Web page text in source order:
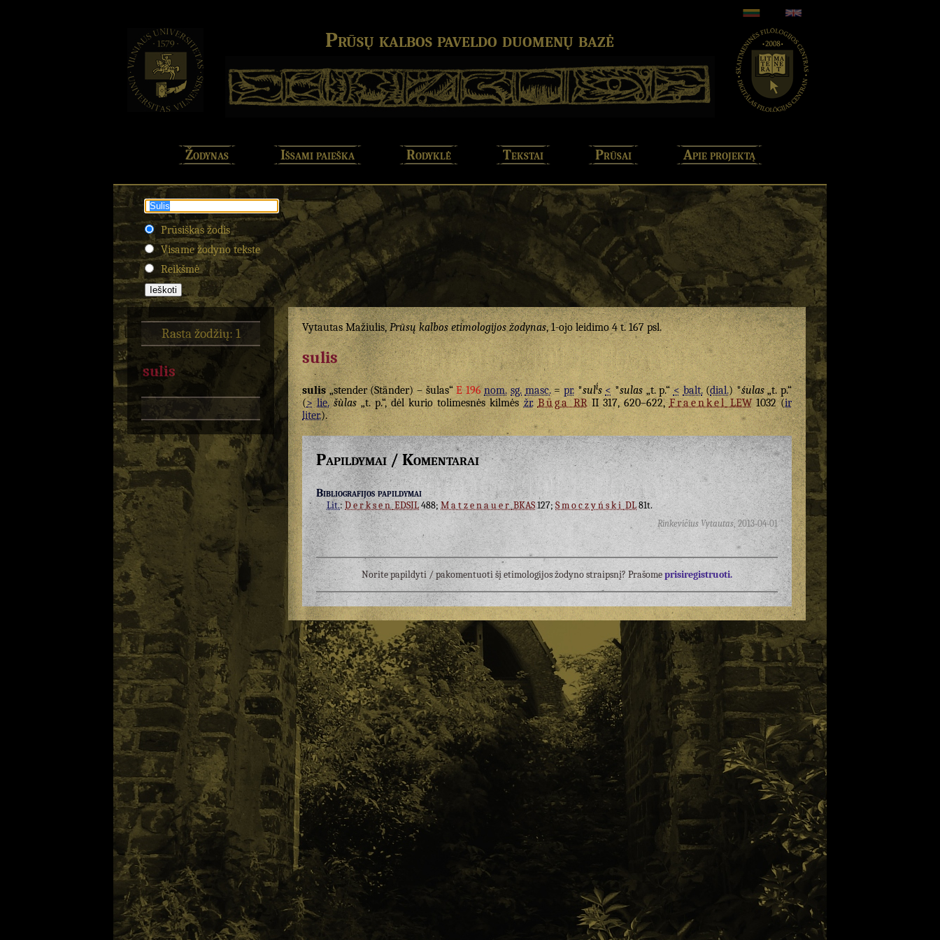
Prūsų kalbos paveldo duomenų bazė
Žodynas Išsami paieška Rodyklė Tekstai Prūsai Apie projektą
Prūsiškas žodis
Visame žodyno tekste
Reikšmė
Rasta žodžių: 1
sulis
Vytautas Mažiulis,Prūsų kalbos etimologijos žodynas, 1-ojo leidimo 4 t. 167 psl.
sulis
sulis„stender (Ständer) – šulas“E 196 nom. sg. masc.=pr. *sulis < *sulas„t. p.“< balt.(dial.) *śulas„t. p.“
(> lie. šùlas„t. p.“, dėl kurio tolimesnės kilmėsžr. BūgaRRII 317, 620–622,FraenkelLEW1032 (ir
liter.).
Papildymai / Komentarai
Bibliografijos papildymai
Lit.:DerksenEDSIL488; MatzenauerBKAS127; Smoczyński DL81t.
Rinkevičius Vytautas,2013-04-01
Norite papildyti / pakomentuoti šį etimologijos žodyno straipsnį? Prašomeprisiregistruoti.